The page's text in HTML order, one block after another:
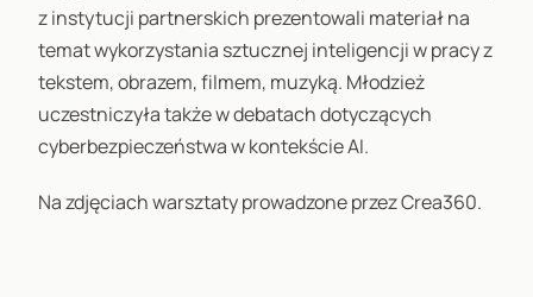
z instytucji partnerskich prezentowali materiał na
temat wykorzystania sztucznej inteligencji w pracy z
tekstem, obrazem, filmem, muzyką. Młodzież
uczestniczyła także w debatach dotyczących
cyberbezpieczeństwa w kontekście AI.
Na zdjęciach warsztaty prowadzone przez Crea360.